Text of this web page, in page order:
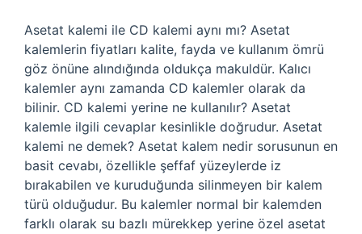
Asetat kalemi ile CD kalemi aynı mı? Asetat
kalemlerin fiyatları kalite, fayda ve kullanım ömrü
göz önüne alındığında oldukça makuldür. Kalıcı
kalemler aynı zamanda CD kalemler olarak da
bilinir. CD kalemi yerine ne kullanılır? Asetat
kalemle ilgili cevaplar kesinlikle doğrudur. Asetat
kalemi ne demek? Asetat kalem nedir sorusunun en
basit cevabı, özellikle şeffaf yüzeylerde iz
bırakabilen ve kuruduğunda silinmeyen bir kalem
türü olduğudur. Bu kalemler normal bir kalemden
farklı olarak su bazlı mürekkep yerine özel asetat